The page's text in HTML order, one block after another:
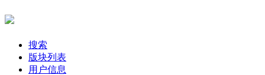
搜索
版块列表
用户信息